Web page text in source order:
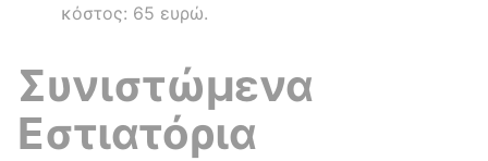
κόστος: 65 ευρώ.
Συνιστώμενα
Εστιατόρια